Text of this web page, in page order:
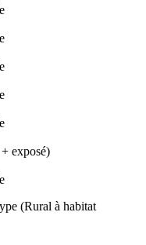
exposé)
(Rural à habitat